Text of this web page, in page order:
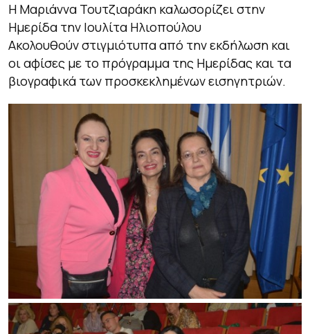
Η Μαριάννα Τουτζιαράκη καλωσορίζει στην
Ημερίδα την Ιουλίτα Ηλιοπούλου
Ακολουθούν στιγμιότυπα από την εκδήλωση και
οι αφίσες με το πρόγραμμα της Ημερίδας και τα
βιογραφικά των προσκεκλημένων εισηγητριών.